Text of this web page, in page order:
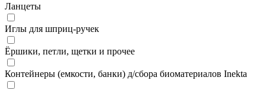
Ланцеты
Иглы для шприц-ручек
Ёршики, петли, щетки и прочее
Контейнеры (емкости, банки) д/сбора биоматериалов Inekta